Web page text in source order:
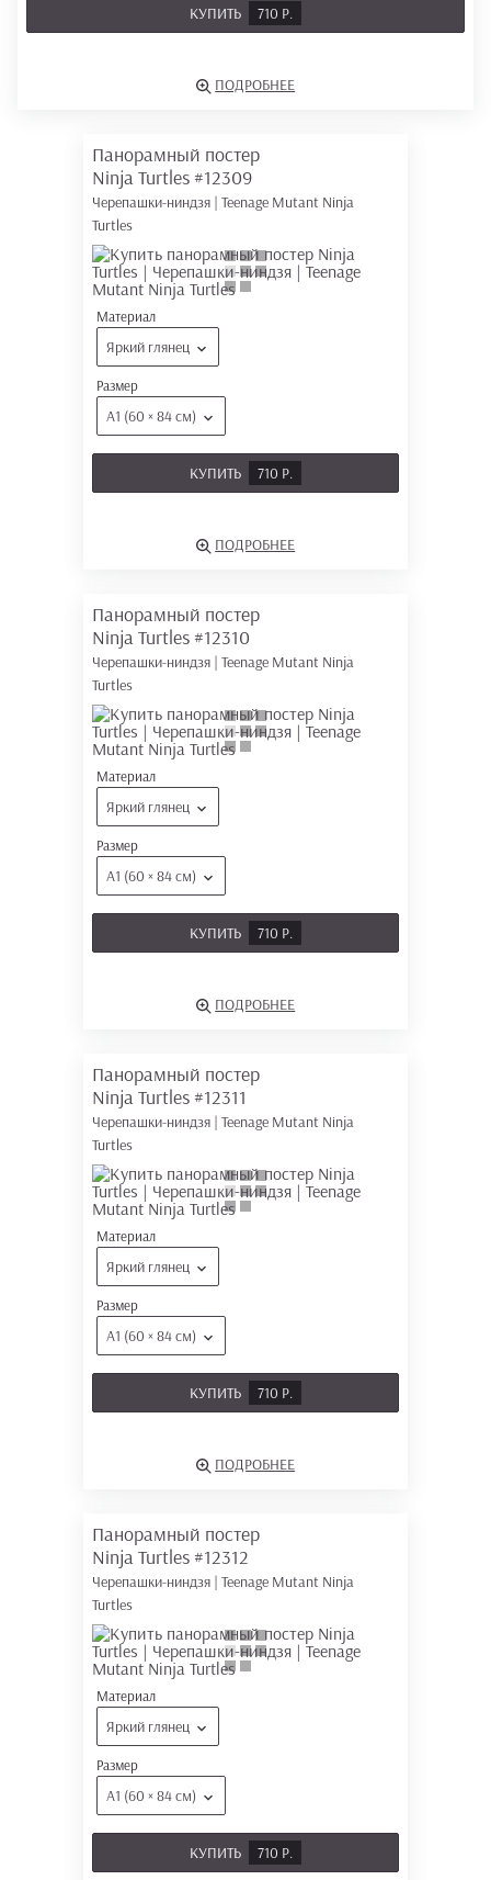
КУПИТЬ 710 Р.
ПОДРОБНЕЕ
Панорамный постер
Ninja Turtles #12309
Черепашки-ниндзя | Teenage Mutant Ninja
Turtles
Материал
Яркий глянец
Размер
А1 (60 × 84 см)
КУПИТЬ 710 Р.
ПОДРОБНЕЕ
Панорамный постер
Ninja Turtles #12310
Черепашки-ниндзя | Teenage Mutant Ninja
Turtles
Материал
Яркий глянец
Размер
А1 (60 × 84 см)
КУПИТЬ 710 Р.
ПОДРОБНЕЕ
Панорамный постер
Ninja Turtles #12311
Черепашки-ниндзя | Teenage Mutant Ninja
Turtles
Материал
Яркий глянец
Размер
А1 (60 × 84 см)
КУПИТЬ 710 Р.
ПОДРОБНЕЕ
Панорамный постер
Ninja Turtles #12312
Черепашки-ниндзя | Teenage Mutant Ninja
Turtles
Материал
Яркий глянец
Размер
А1 (60 × 84 см)
КУПИТЬ 710 Р.